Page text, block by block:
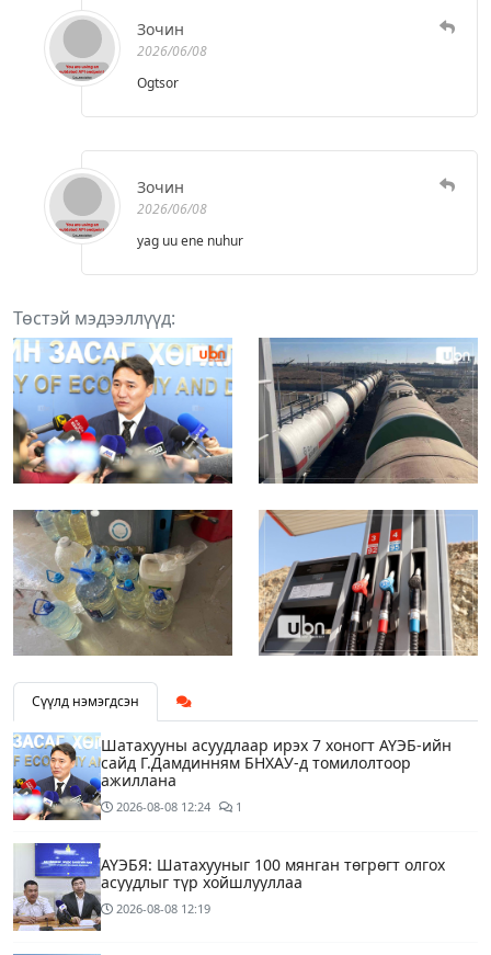
Зочин
2026/06/08
Ogtsor
Зочин
2026/06/08
yag uu ene nuhur
Төстэй мэдээллүүд:
Сүүлд нэмэгдсэн
Шатахууны асуудлаар ирэх 7 хоногт АҮЭБ-ийн
сайд Г.Дамдинням БНХАУ-д томилолтоор
ажиллана
2026-08-08 12:24 1
АҮЭБЯ: Шатахууныг 100 мянган төгрөгт олгох
асуудлыг түр хойшлууллаа
2026-08-08 12:19